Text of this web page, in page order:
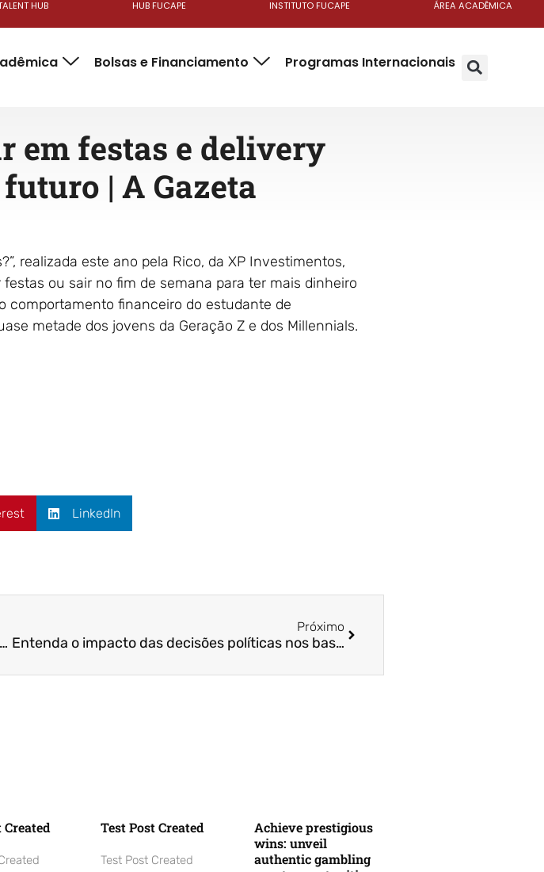
HUB HUB FUCAPE INSTITUTO FUCAPE ÁREA ACADÊMICA
Bolsas e Financiamento Programas Internacionais
em festas e delivery
| A Gazeta
realizada este ano pela Rico, da XP Investimentos,
ou sair no fim de semana para ter mais dinheiro
comportamento financeiro do estudante de
metade dos jovens da Geração Z e dos Millennials.
LinkedIn
Estudo aponta a geração mais rica da história | A Tribuna
Próximo
Entenda o impacto das decisões políticas nos bastidores da economia | A Gazeta
Created Test Post Created
Test Post Created
Achieve prestigious
wins: unveil
authentic gambling